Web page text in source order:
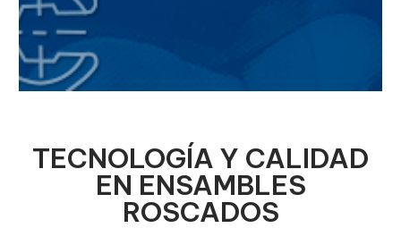
TECNOLOGÍA Y CALIDAD
EN ENSAMBLES
ROSCADOS